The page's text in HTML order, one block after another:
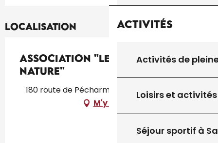
Activités
Activités de
Loisirs et activités
Séjour sportif à
Localisation
Association "Les Sens de la
Nature"
180 route de Pécharminié, 46250 Montcléra
M'y rendre